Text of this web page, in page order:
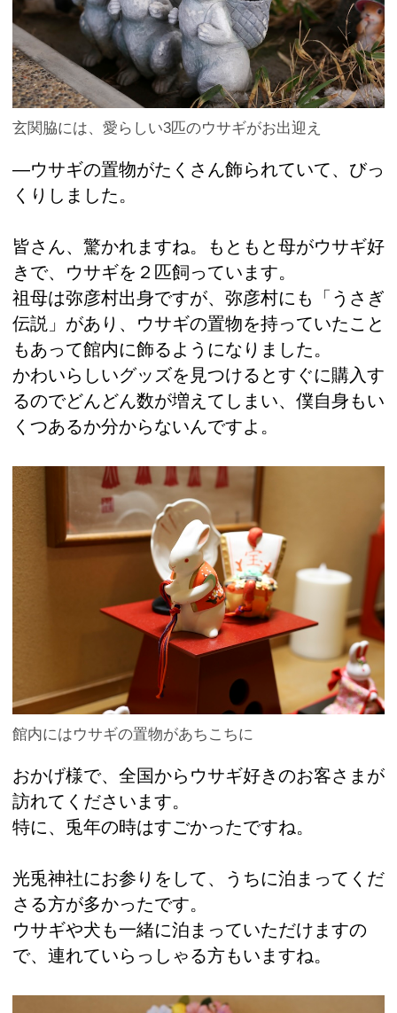
玄関脇には、愛らしい3匹のウサギがお出迎え
―ウサギの置物がたくさん飾られていて、びっ
くりしました。
皆さん、驚かれますね。もともと母がウサギ好
きで、ウサギを２匹飼っています。
祖母は弥彦村出身ですが、弥彦村にも「うさぎ
伝説」があり、ウサギの置物を持っていたこと
もあって館内に飾るようになりました。
かわいらしいグッズを見つけるとすぐに購入す
るのでどんどん数が増えてしまい、僕自身もい
くつあるか分からないんですよ。
館内にはウサギの置物があちこちに
おかげ様で、全国からウサギ好きのお客さまが
訪れてくださいます。
特に、兎年の時はすごかったですね。
光兎神社にお参りをして、うちに泊まってくだ
さる方が多かったです。
ウサギや犬も一緒に泊まっていただけますの
で、連れていらっしゃる方もいますね。